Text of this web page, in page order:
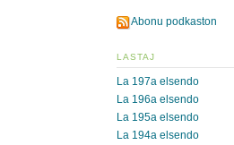
Abonu podkaston
LASTAJ
La 197a elsendo
La 196a elsendo
La 195a elsendo
La 194a elsendo